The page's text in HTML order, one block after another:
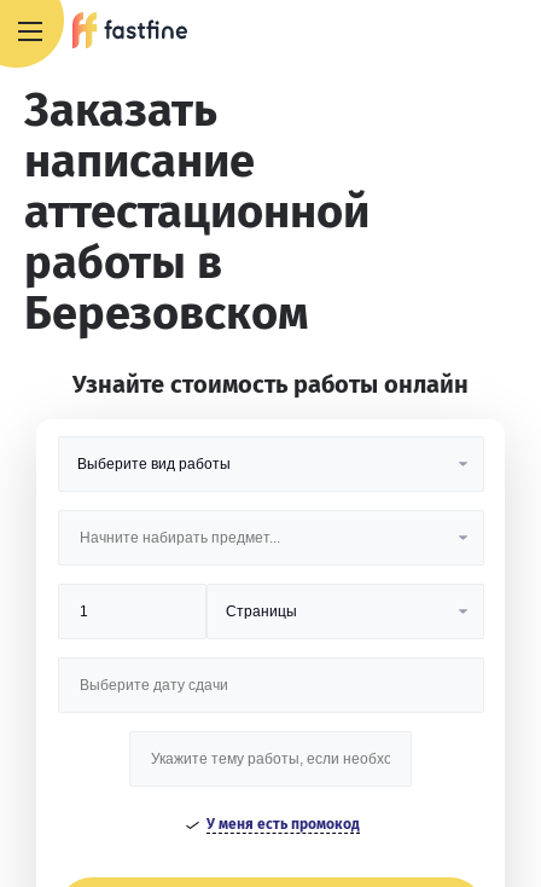
Заказать
написание
аттестационной
работы в
Березовском
Узнайте стоимость работы онлайн
У меня есть промокод